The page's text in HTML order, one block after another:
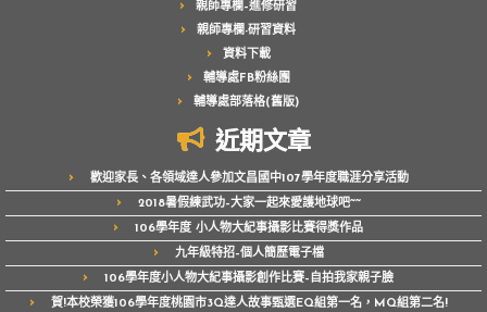
親師專欄–進修研習
親師專欄-研習資料
資料下載
輔導處FB粉絲團
輔導處部落格(舊版)
近期文章
歡迎家長、各領域達人參加文昌國中107學年度職涯分享活動
2018暑假練武功–大家一起來愛護地球吧~~
106學年度 小人物大紀事攝影比賽得獎作品
九年級特招–個人簡歷電子檔
106學年度小人物大紀事攝影創作比賽–自拍我家親子臉
賀!本校榮獲106學年度桃園市3Q達人故事甄選EQ組第一名，MQ組第二名!